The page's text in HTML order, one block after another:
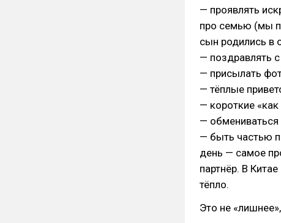
— проявлять
про семью (мы
сын родились в
— поздравлять
— присылать
— тёплые
— короткие
—
— быть частью
день — самое
партнёр. В
тёпло.
Это не